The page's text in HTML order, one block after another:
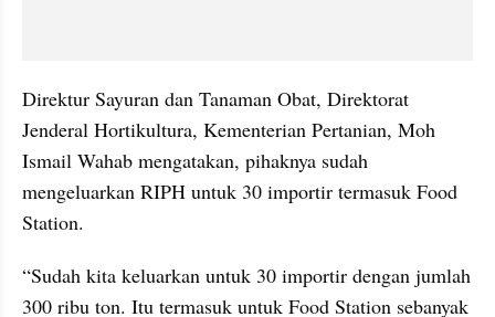
Direktur Sayuran dan Tanaman Obat, Direktorat
Jenderal Hortikultura, Kementerian Pertanian, Moh
Ismail Wahab mengatakan, pihaknya sudah
mengeluarkan RIPH untuk 30 importir termasuk Food
Station.
“Sudah kita keluarkan untuk 30 importir dengan jumlah
300 ribu ton. Itu termasuk untuk Food Station sebanyak